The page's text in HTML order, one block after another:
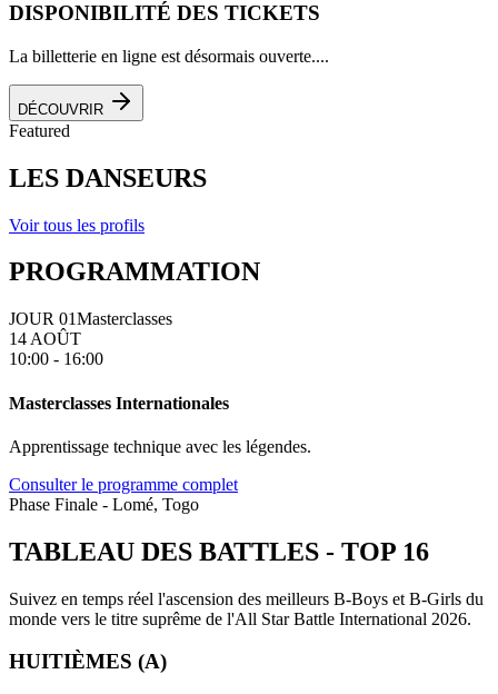
DISPONIBILITÉ DES TICKETS
La billetterie en ligne est désormais ouverte....
DÉCOUVRIR
Featured
LES DANSEURS
Voir tous les profils
PROGRAMMATION
JOUR 01Masterclasses
14 AOÛT
10:00 - 16:00
Masterclasses Internationales
Apprentissage technique avec les légendes.
Consulter le programme complet
Phase Finale - Lomé, Togo
TABLEAU DES BATTLES - TOP 16
Suivez en temps réel l'ascension des meilleurs B-Boys et B-Girls du
monde vers le titre suprême de l'All Star Battle International 2026.
HUITIÈMES (A)